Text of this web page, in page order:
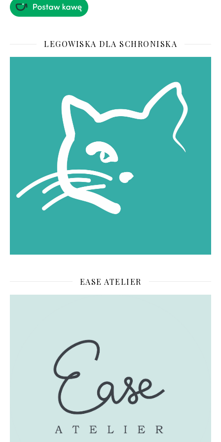
LEGOWISKA DLA SCHRONISKA
EASE ATELIER